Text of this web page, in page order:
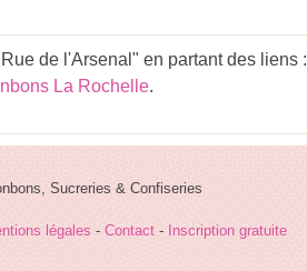
de l'Arsenal" en partant des liens :
La Rochelle.
Sucreries & Confiseries
légales - Contact - Inscription gratuite